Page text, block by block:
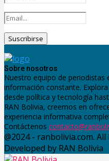
Sobre nosotros
Nuestro equipo de periodistas
información constante.
desde política y tecnología
RAN Bolivia, creemos en
experiencia informativa
Contáctenos
@2024 - ranbolivia.com.
Developed by RAN Bolivia